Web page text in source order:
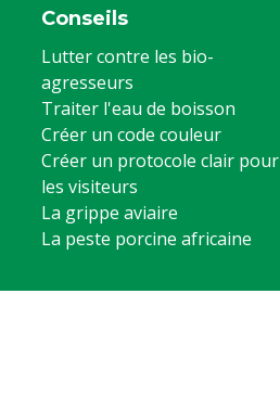
Conseils
Lutter contre les bio-
agresseurs
Traiter l'eau de boisson
Créer un code couleur
Créer un protocole clair pour
les visiteurs
La grippe aviaire
La peste porcine africaine